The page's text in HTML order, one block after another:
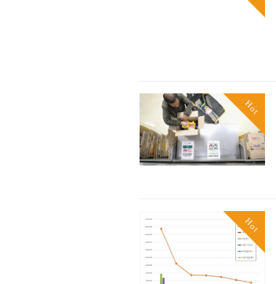
Hot
Hot